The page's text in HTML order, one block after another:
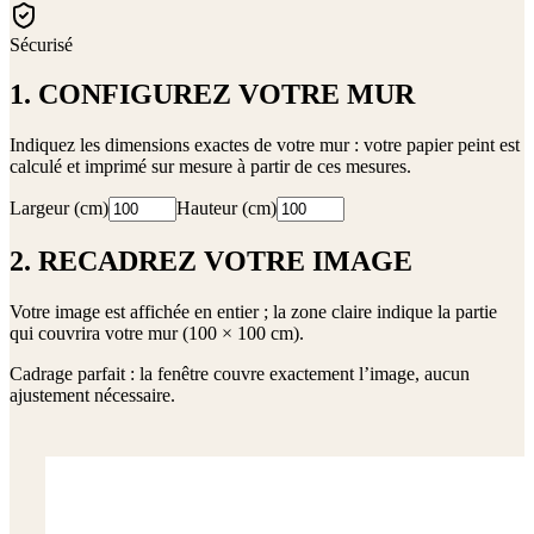
Sécurisé
1. CONFIGUREZ VOTRE MUR
Indiquez les dimensions exactes de votre mur : votre papier peint est
calculé et imprimé sur mesure à partir de ces mesures.
Largeur (cm) Hauteur (cm)
2. RECADREZ VOTRE IMAGE
Votre image est affichée en entier ; la zone claire indique la partie
qui couvrira votre mur (100 × 100 cm).
Cadrage parfait : la fenêtre couvre exactement l’image, aucun
ajustement nécessaire.